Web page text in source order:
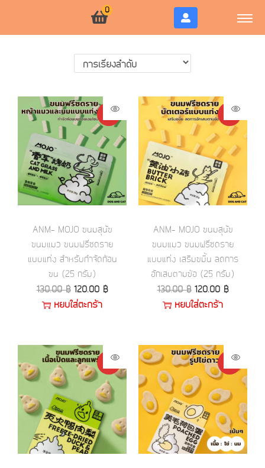
0
-8%
ANM- MOJO ขนมสุนัข
ขนมแมว ขนมฟรีซดราย
แบบแท่ง สำหรับกำจัดก้อน
ขน (25 กรัม)
130.00฿ 120.00 ฿
หยิบใส่ตะกร้า
-8%
ANM- MOJO ขนมสุนัข
ขนมแมว ขนมฟรีซดราย
แบบแท่ง เสริมขมิ้น ลดการ
อักเสบตามข้อ (25 กรัม)
130.00฿ 120.00 ฿
หยิบใส่ตะกร้า
-8% -14%